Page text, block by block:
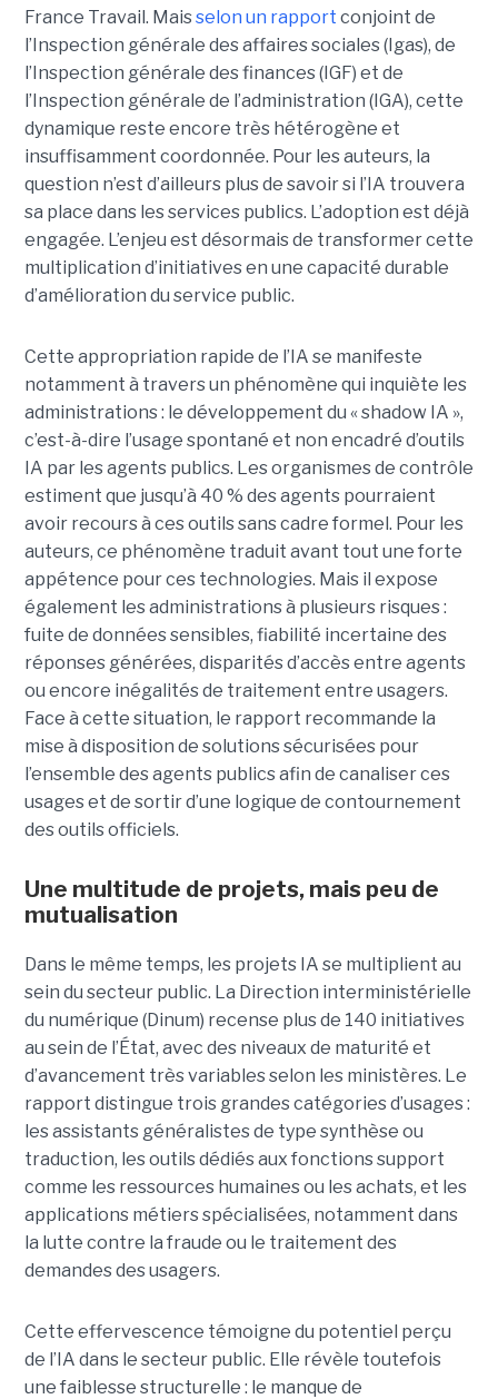
France Travail. Maisselon un rapport conjoint de
l’Inspection générale des affaires sociales (Igas), de
l’Inspection générale des finances (IGF) et de
l’Inspection générale de l’administration (IGA), cette
dynamique reste encore très hétérogène et
insuffisamment coordonnée. Pour les auteurs, la
question n’est d’ailleurs plus de savoir si l’IA trouvera
sa place dans les services publics. L’adoption est déjà
engagée. L’enjeu est désormais de transformer cette
multiplication d’initiatives en une capacité durable
d’amélioration du service public.
Cette appropriation rapide de l’IA se manifeste
notamment à travers un phénomène qui inquiète les
administrations : le développement du « shadow IA »,
c’est-à-dire l’usage spontané et non encadré d’outils
IA par les agents publics. Les organismes de contrôle
estiment que jusqu’à 40 % des agents pourraient
avoir recours à ces outils sans cadre formel. Pour les
auteurs, ce phénomène traduit avant tout une forte
appétence pour ces technologies. Mais il expose
également les administrations à plusieurs risques :
fuite de données sensibles, fiabilité incertaine des
réponses générées, disparités d’accès entre agents
ou encore inégalités de traitement entre usagers.
Face à cette situation, le rapport recommande la
mise à disposition de solutions sécurisées pour
l’ensemble des agents publics afin de canaliser ces
usages et de sortir d’une logique de contournement
des outils officiels.
Une multitude de projets, mais peu de
mutualisation
Dans le même temps, les projets IA se multiplient au
sein du secteur public. La Direction interministérielle
du numérique (Dinum) recense plus de 140 initiatives
au sein de l’État, avec des niveaux de maturité et
d’avancement très variables selon les ministères. Le
rapport distingue trois grandes catégories d’usages :
les assistants généralistes de type synthèse ou
traduction, les outils dédiés aux fonctions support
comme les ressources humaines ou les achats, et les
applications métiers spécialisées, notamment dans
la lutte contre la fraude ou le traitement des
demandes des usagers.
Cette effervescence témoigne du potentiel perçu
de l’IA dans le secteur public. Elle révèle toutefois
une faiblesse structurelle : le manque de